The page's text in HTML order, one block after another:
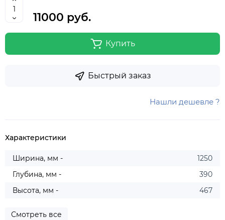
11000 руб.
Купить
Быстрый заказ
Нашли дешевле ?
Характеристики
Ширина, мм -
1250
Глубина, мм -
390
Высота, мм -
467
Смотреть все